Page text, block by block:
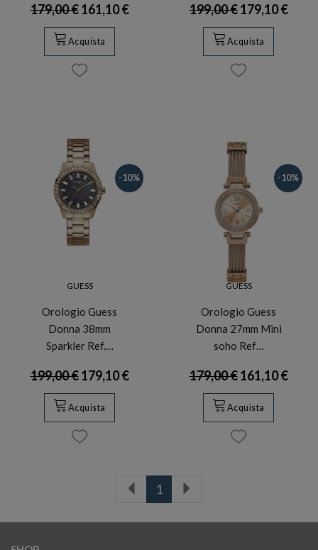
179,00 €161,10 €
Acquista
199,00 €179,10 €
Acquista
-10%
GUESS
Orologio Guess
Donna 38mm
Sparkler Ref.…
199,00 €179,10 €
Acquista
-10%
GUESS
Orologio Guess
Donna 27mm Mini
soho Ref…
179,00 €161,10 €
Acquista
1